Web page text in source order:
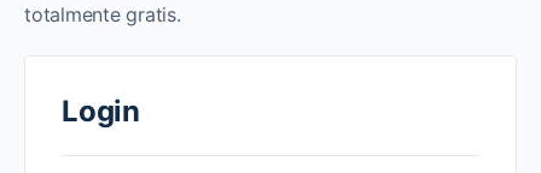
totalmente gratis.
Login